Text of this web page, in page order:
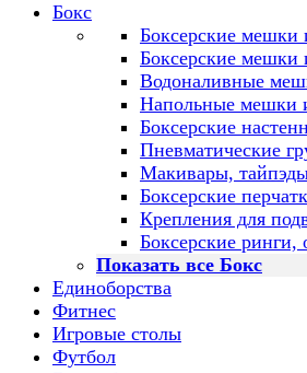
Бокс
Боксерские
Боксерские
Водоналивные
Напольные мешки
Боксерские
Пневматические
Макивары,
Боксерские
Крепления для
Боксерские ринги,
Показать все Бокс
Единоборства
Фитнес
Игровые столы
Футбол